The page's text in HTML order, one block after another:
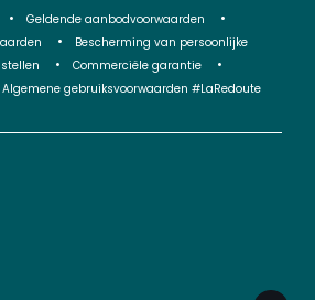
Geldende aanbodvoorwaarden
Bescherming van persoonlijke
Commerciële garantie
Algemene gebruiksvoorwaarden #LaRedoute